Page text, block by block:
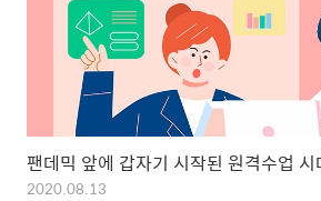
팬데믹 앞에 갑자기 시작된 원격수업 시
2020.08.13